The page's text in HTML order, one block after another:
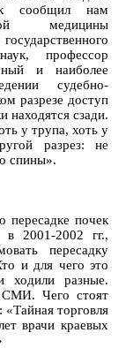
сообщил нам
медицины
профессор
и наиболее
судебно-
разрезе доступ
находятся сзади.
у трупа, хоть у
разрез: не
спины».
пересадке почек
2001-2002 гг.,
пересадку
и для чего это
ходили разные.
Чего стоят
«Тайная торговля
врачи краевых